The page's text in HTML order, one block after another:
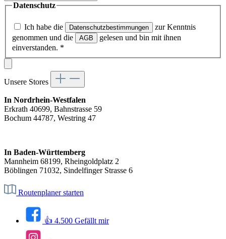
Datenschutz
Ich habe die Datenschutzbestimmungen
zur Kenntnis
genommen und die
AGB
gelesen und bin mit ihnen
einverstanden. *
Unsere Stores
In Nordrhein-Westfalen
Erkrath 40699, Bahnstrasse 59
Bochum 44787, Westring 47
In Baden-Württemberg
Mannheim 68199, Rheingoldplatz 2
Böblingen 71032, Sindelfinger Strasse 6
Routenplaner starten
👍 4.500 Gefällt mir